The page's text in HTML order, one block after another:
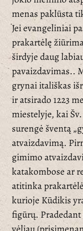
menas paklūsta
Jei evangeliniai
prakartėlę
širdyje daug
pavaizdavimas..
grynai itališkas
ir atsirado 1223
miestelyje, kai
surengė šventą
atvaizdavimą.
gimimo
katakombose ar
atitinka
kurioje Kūdikis
figūrų.